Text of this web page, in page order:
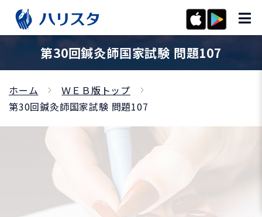
第30回鍼灸師国家試験 問題107
ホーム
ＷＥＢ版トップ
第30回鍼灸師国家試験 問題107